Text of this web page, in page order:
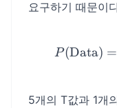
요구하기 때문이
P(Data) =
5개의 T값과 1개